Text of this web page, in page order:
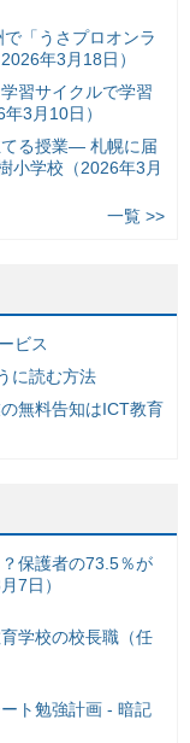
「うさプロオンラ
年3月18日）
習サイクルで学習
3月10日）
る授業— 札幌に届
小学校（2026年3月
一覧 >>
ビス
に読む方法
無料告知はICT教育
保護者の73.5％が
7日）
学校の校長職（任
ト勉強計画 - 暗記